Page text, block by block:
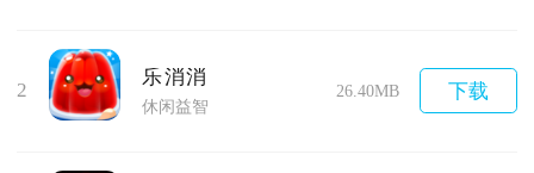
2
乐消消
休闲益智
26.40MB 下载